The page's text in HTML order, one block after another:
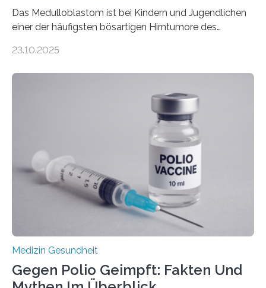
Das Medulloblastom ist bei Kindern und Jugendlichen
einer der häufigsten bösartigen Hirntumore des
Betroffenen können mit heutigen Methoden geheilt
Dringend benötigt werden zielgerichtete Therapien, die
nur Tumorschwachstellen angreifen und normales
Gewebe verschonen. Forschende um Daniel Merk vom
Hertie-Institut für klinische Hirnforschung am
Universitätsklinikum Tübingen haben eine solche
Schwachstelle im Erbgut einer Untergruppe des
Medulloblastoms gefunden. Die Wilhelm Sander-
Stiftung unterstützte das Projekt…
23.10.2025
Medizin Gesundheit
Gegen Polio Geimpft: Fakten Und